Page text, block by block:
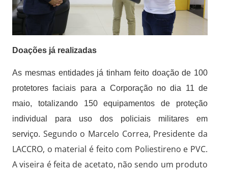
Doações já realizadas
As mesmas entidades já tinham feito doação de 100
protetores faciais para a Corporação no dia 11 de
maio, totalizando 150 equipamentos de proteção
individual para uso dos policiais militares em
serviço. Segundo o Marcelo Correa, Presidente da
LACCRO, o material é feito com Poliestireno e PVC.
A viseira é feita de acetato, não sendo um produto